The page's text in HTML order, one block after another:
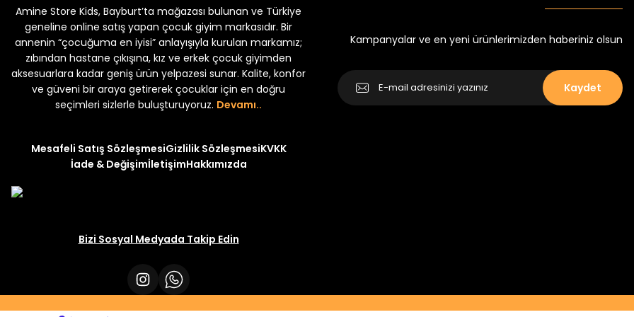
Yeni₺ 250 Yeni
₺ 320 ₺ 250
Amine Store Kids, Bayburt’ta mağazası bulunan ve Türkiye
geneline online satış yapan çocuk giyim markasıdır. Bir
annenin “çocuğuma en iyisi” anlayışıyla kurulan markamız;
zıbından hastane çıkışına, kız ve erkek çocuk giyimden
aksesuarlara kadar geniş ürün yelpazesi sunar. Kalite, konfor
ve güveni bir araya getirerek çocuklar için en doğru
seçimleri sizlerle buluşturuyoruz. Devamı..
Mesafeli Satış SözleşmesiGizlilik SözleşmesiKVKK
İade & DeğişimİletişimHakkımızda
Bizi Sosyal Medyada Takip Edin
Kampanyalar ve en yeni ürünlerimizden haberiniz olsun
Kaydet